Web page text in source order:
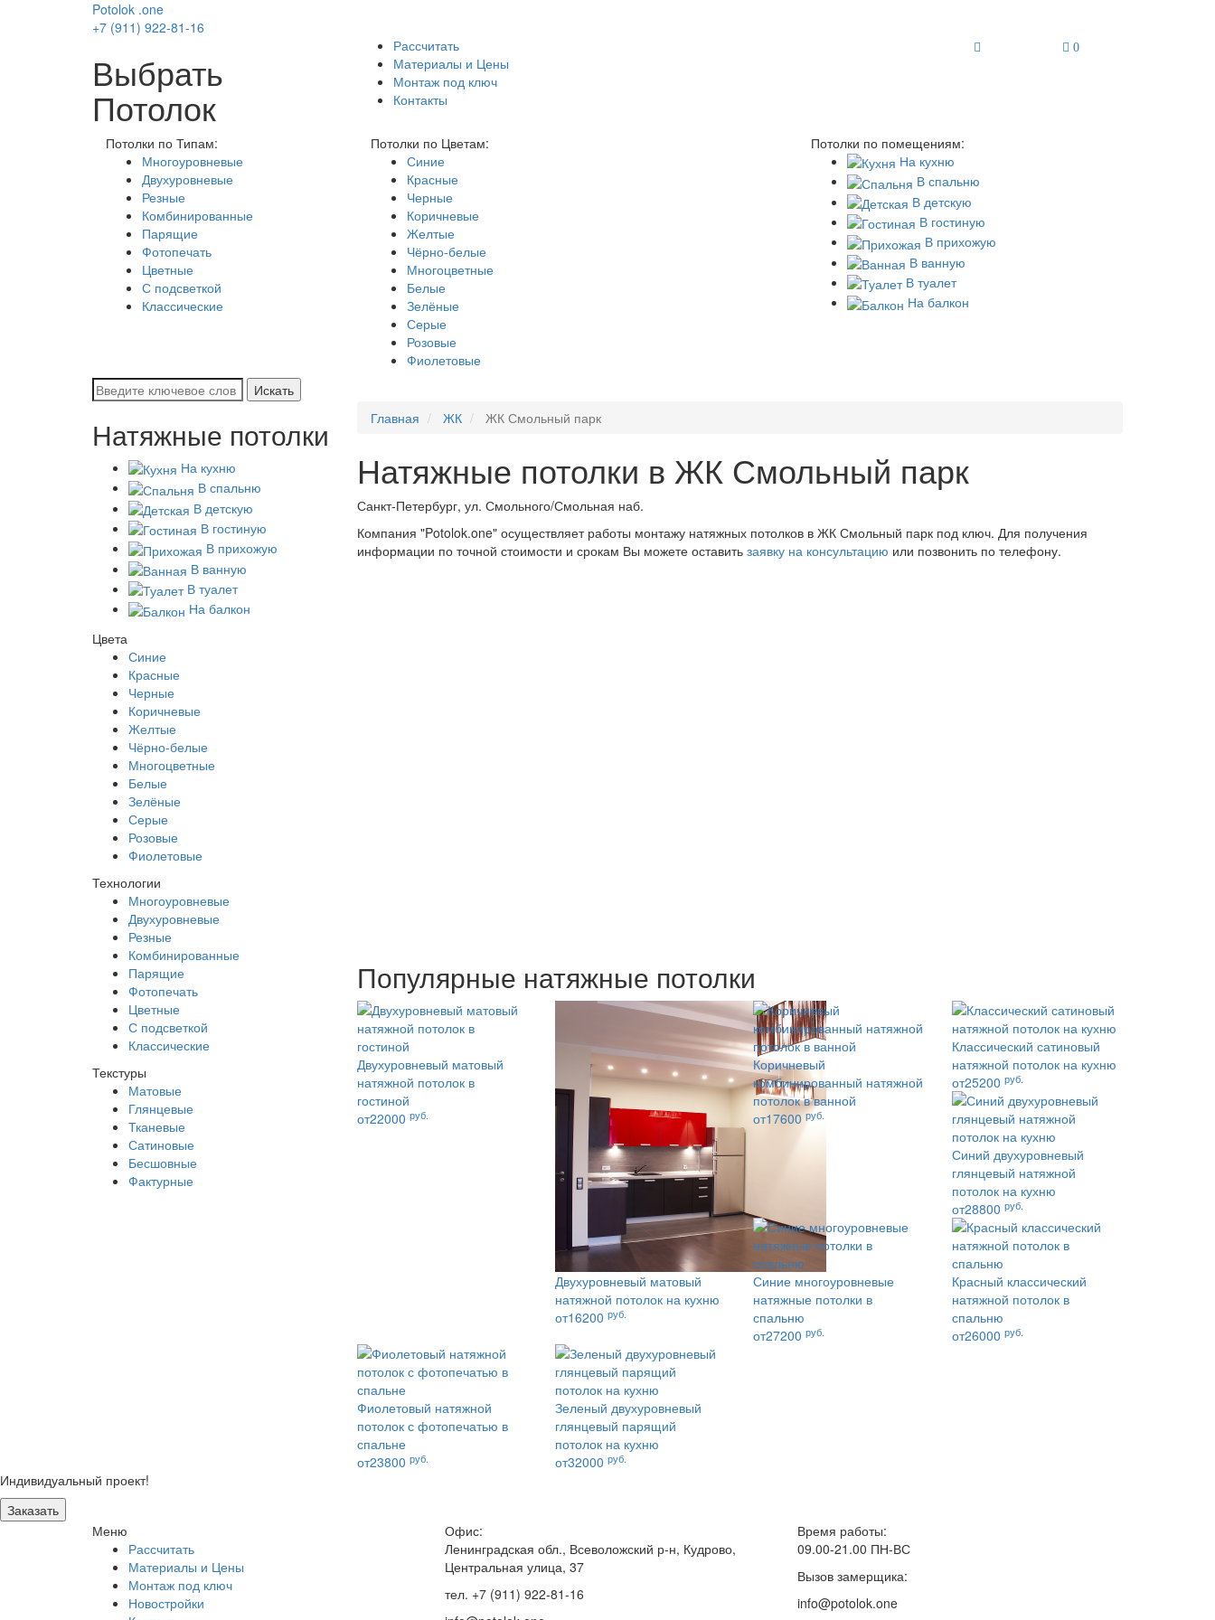
Potolok .one
+7 (911) 922-81-16
Выбрать
Потолок
Потолки по Типам:
Многоуровневые
Двухуровневые
Резные
Комбинированные
Парящие
Фотопечать
Цветные
С подсветкой
Классические
Потолки по Цветам:
Синие
Красные
Черные
Коричневые
Желтые
Чёрно-белые
Многоцветные
Белые
Зелёные
Серые
Розовые
Фиолетовые
Потолки по помещениям:
На кухню
В спальню
В детскую
В гостиную
В прихожую
В ванную
В туалет
На балкон
Рассчитать
Материалы и Цены
Монтаж под ключ
Контакты
0
Искать
Натяжные потолки
На кухню
В спальню
В детскую
В гостиную
В прихожую
В ванную
В туалет
На балкон
Цвета
Синие
Красные
Черные
Коричневые
Желтые
Чёрно-белые
Многоцветные
Белые
Зелёные
Серые
Розовые
Фиолетовые
Технологии
Многоуровневые
Двухуровневые
Резные
Комбинированные
Парящие
Фотопечать
Цветные
С подсветкой
Классические
Текстуры
Матовые
Глянцевые
Тканевые
Сатиновые
Бесшовные
Фактурные
Главная ЖК ЖК Смольный парк
Натяжные потолки в ЖК Смольный парк
Санкт-Петербург, ул. Смольного/Смольная наб.
Компания "Potolok.one" осуществляет работы монтажу натяжных потолков в ЖК Смольный парк под ключ. Для получения
информации по точной стоимости и срокам Вы можете оставить заявку на консультацию или позвонить по телефону.
Популярные натяжные потолки
Двухуровневый матовый
натяжной потолок в
гостиной
от22000 руб.
Двухуровневый матовый
натяжной потолок на кухню
от16200 руб.
Коричневый
комбинированный натяжной
потолок в ванной
от17600руб.
Классический сатиновый
натяжной потолок на кухню
от25200 руб.
Синий двухуровневый
глянцевый натяжной
потолок на кухню
от28800 руб.
Синие многоуровневые
натяжные потолки в
спальню
от27200руб.
Красный классический
натяжной потолок в
спальню
от26000 руб.
Фиолетовый натяжной
потолок с фотопечатью в
спальне
от23800 руб.
Зеленый двухуровневый
глянцевый парящий
потолок на кухню
от32000 руб.
Индивидуальный проект!
Заказать
Меню
Рассчитать
Материалы и Цены
Монтаж под ключ
Новостройки
Офис:
Ленинградская обл., Всеволожский р-н, Кудрово,
Центральная улица, 37
тел. +7 (911) 922-81-16
Время работы:
09.00-21.00 ПН-ВС
Вызов замерщика:
info@potolok.one